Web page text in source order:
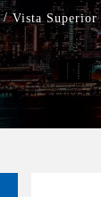
/ Vista Superior